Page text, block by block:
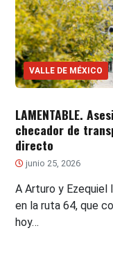
VALLE DE MÉXICO
LAMENTABLE.
checador de
directo
junio 25, 2026
A Arturo y Ezequiel
en la ruta 64, que
hoy…